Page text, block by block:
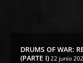
DRUMS OF WAR:
(PARTE I) 22 junio